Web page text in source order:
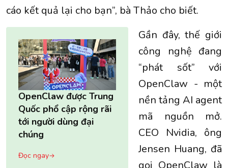
cáo kết quả lại cho bạn”, bà Thảo cho biết.
OpenClaw được Trung
Quốc phổ cập rộng rãi
tới người dùng đại
chúng
Đọc ngay
Gần đây, thế giới
công nghệ đang
“phát sốt” với
OpenClaw - một
nền tảng AI agent
mã nguồn mở.
CEO Nvidia, ông
Jensen Huang, đã
gọi OpenClaw là